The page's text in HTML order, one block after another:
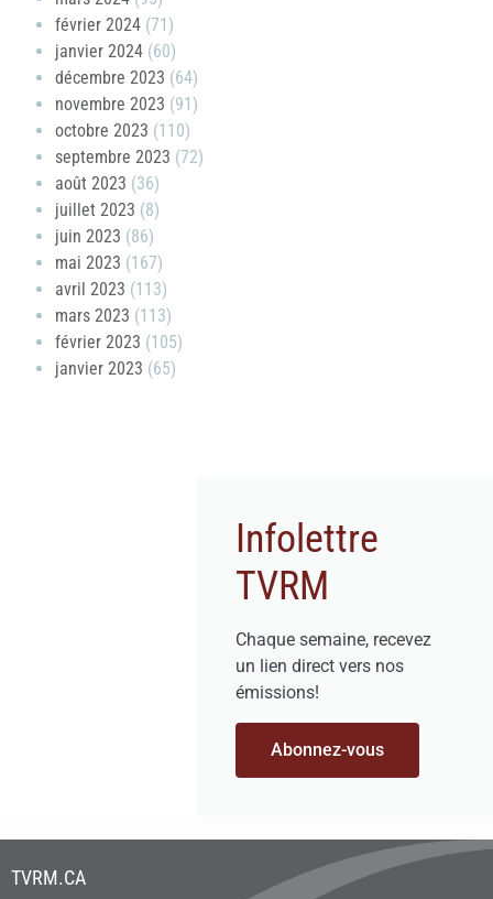
février 2024 (71)
janvier 2024 (60)
décembre 2023 (64)
novembre 2023 (91)
octobre 2023 (110)
septembre 2023 (72)
août 2023 (36)
juillet 2023 (8)
juin 2023 (86)
mai 2023 (167)
avril 2023 (113)
mars 2023 (113)
février 2023 (105)
janvier 2023 (65)
Infolettre
TVRM
Chaque semaine, recevez
un lien direct vers nos
émissions!
Abonnez-vous
TVRM.CA